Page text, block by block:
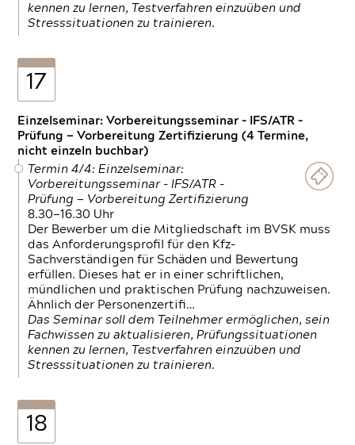
kennen zu lernen, Testverfahren einzuüben und
Stresssituationen zu trainieren.
17
Einzelseminar: Vorbereitungsseminar - IFS/ATR -
Prüfung — Vorbereitung Zertifizierung (4 Termine,
nicht einzeln buchbar)
Termin 4/4: Einzelseminar:
Vorbereitungsseminar - IFS/ATR -
Prüfung — Vorbereitung Zertifizierung
8.30—16.30 Uhr
Der Bewerber um die Mitgliedschaft im BVSK muss
das Anforderungsprofil für den Kfz-
Sachverständigen für Schäden und Bewertung
erfüllen. Dieses hat er in einer schriftlichen,
mündlichen und praktischen Prüfung nachzuweisen.
Ähnlich der Personenzertifi…
Das Seminar soll dem Teilnehmer ermöglichen, sein
Fachwissen zu aktualisieren, Prüfungssituationen
kennen zu lernen, Testverfahren einzuüben und
Stresssituationen zu trainieren.
18